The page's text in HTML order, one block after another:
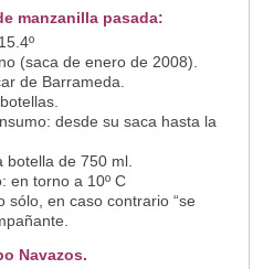
manzanilla pasada:
(saca de enero de 2008).
de Barrameda.
desde su saca hasta la
botella de 750 ml.
en torno a 10º C
sólo, en caso contrario “se
Navazos.